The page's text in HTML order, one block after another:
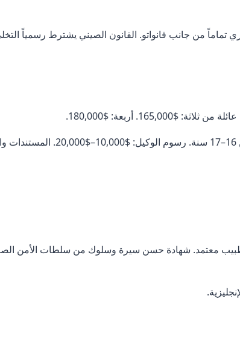
تماماً من جانب فانواتو. القانون الصيني يشترط رسمياً
معتمد. شهادة حسن سيرة وسلوك من سلطات الأمن